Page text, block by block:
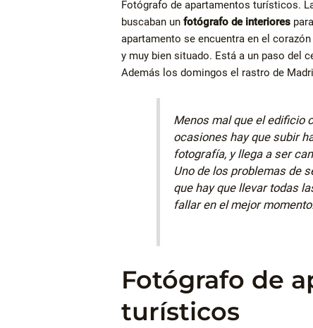
Fotógrafo de apartamentos turísticos.
buscaban un fotógrafo de interiores
apartamento se encuentra en el
y muy bien situado. Está a un paso del
Además los domingos el rastro de
Menos mal que el edificio
ocasiones hay que subir
fotografía, y llega a ser
Uno de los problemas de
que hay que llevar todas
fallar en el mejor momento.
Fotógrafo de
turísticos